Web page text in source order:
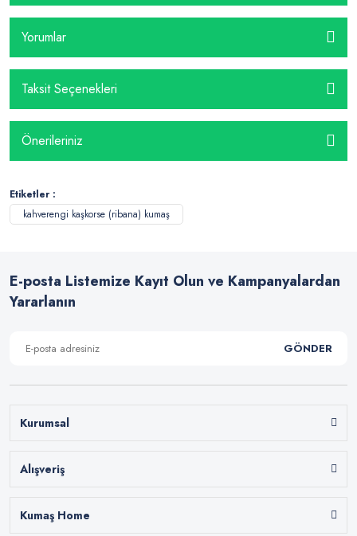
Yorumlar
Taksit Seçenekleri
Önerileriniz
Etiketler :
kahverengi kaşkorse (ribana) kumaş
E-posta Listemize Kayıt Olun ve Kampanyalardan
Yararlanın
GÖNDER
Kurumsal
Alışveriş
Kumaş Home